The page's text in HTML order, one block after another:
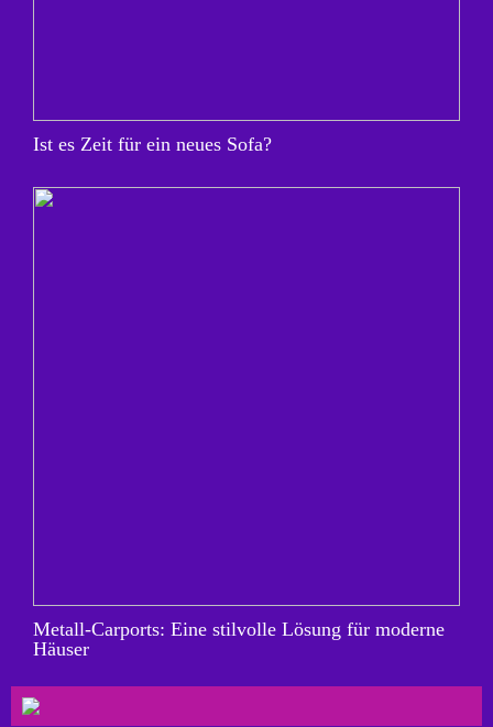
Ist es Zeit für ein neues Sofa?
Metall-Carports: Eine stilvolle Lösung für moderne
Häuser